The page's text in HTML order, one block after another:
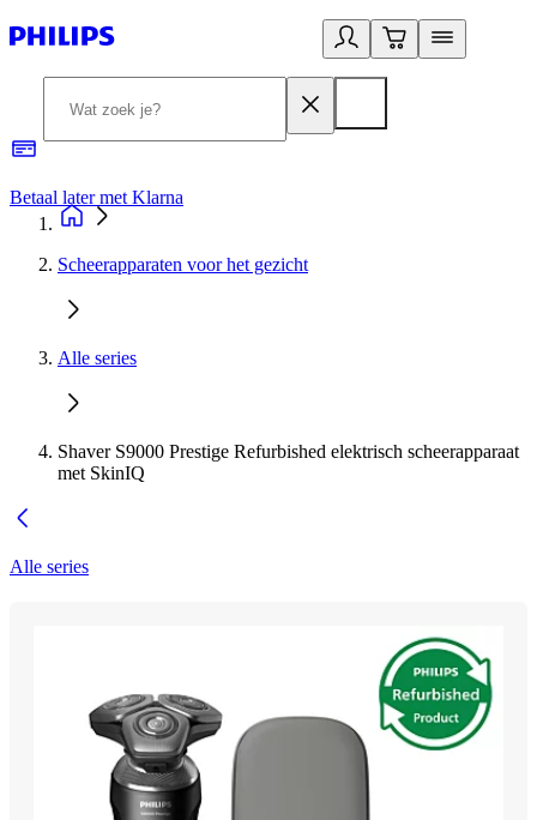
Betaal later met Klarna
Scheerapparaten voor het gezicht
Alle series
Shaver S9000 Prestige Refurbished elektrisch scheerapparaat
met SkinIQ
Alle series